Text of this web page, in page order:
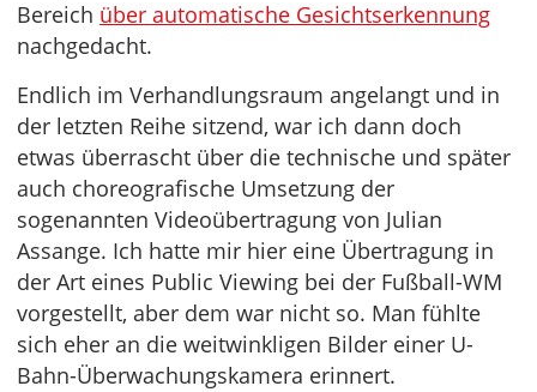
Bereich über automatische Gesichtserkennung
nachgedacht.
Endlich im Verhandlungsraum angelangt und in
der letzten Reihe sitzend, war ich dann doch
etwas überrascht über die technische und später
auch choreografische Umsetzung der
sogenannten Videoübertragung von Julian
Assange. Ich hatte mir hier eine Übertragung in
der Art eines Public Viewing bei der Fußball-WM
vorgestellt, aber dem war nicht so. Man fühlte
sich eher an die weitwinkligen Bilder einer U-
Bahn-Überwachungskamera erinnert.